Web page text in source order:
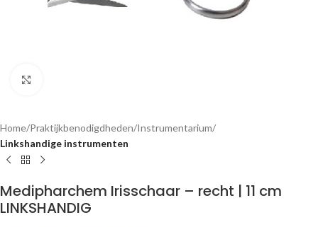
Home Praktijkbenodigdheden Instrumentarium
Linkshandige instrumenten
Medipharchem Irisschaar – recht | 11 cm
LINKSHANDIG